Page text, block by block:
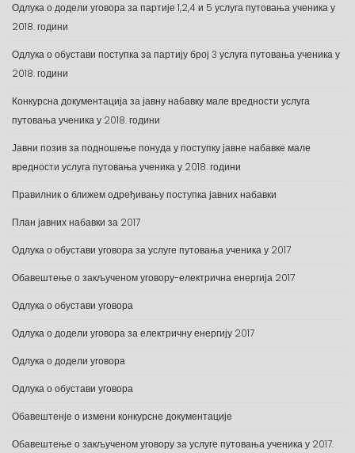
Одлука о додели уговора за партије 1,2,4 и 5 услуга путовања ученика у
2018. години
Одлука о обустави поступка за партију број 3 услуга путовања ученика у
2018. години
Конкурсна документација за јавну набавку мале вредности услуга
путовања ученика у 2018. години
Јавни позив за подношење понуда у поступку јавне набавке мале
вредности услуга путовања ученика у 2018. години
Правилник о ближем одређивању поступка јавних набавки
План јавних набавки за 2017
Одлука о обустави уговора за услуге путовања ученика у 2017
Обавештење о закљученом уговору-електрична енергија 2017
Одлука о обустави уговора
Одлука о додели уговора за електричну енергију 2017
Одлука о додели уговора
Одлука о обустави уговора
Обавештенје о измени конкурсне документације
Обавештење о закљученом уговору за услуге путовања ученика у 2017.